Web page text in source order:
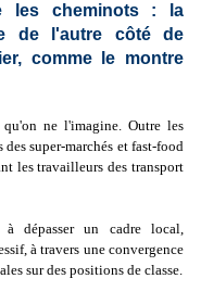
les cheminots : la
de l'autre côté de
comme le montre
ne l'imagine. Outre les
super-marchés et fast-food
les travailleurs des transport
à dépasser un cadre local,
à travers une convergence
sur des positions de classe.